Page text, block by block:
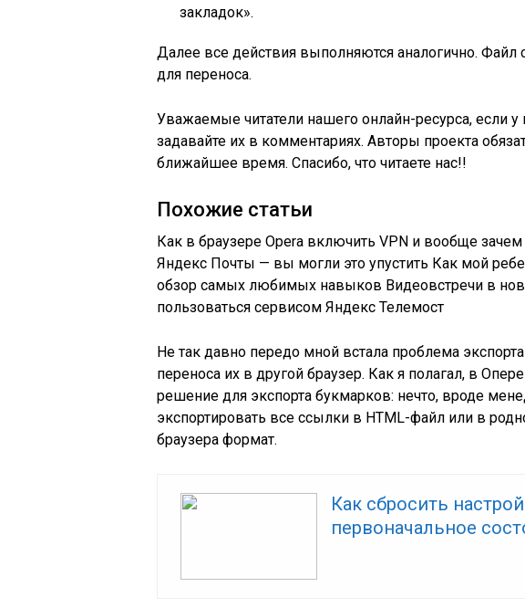
закладок».
Далее все действия выполняются аналогично. Файл
для переноса.
Уважаемые читатели нашего онлайн-ресурса, если
задавайте их в комментариях. Авторы проекта
ближайшее время. Спасибо, что читаете нас!!
Похожие статьи
Как в браузере Opera включить VPN и вообще
Яндекс Почты — вы могли это упустить Как мой
обзор самых любимых навыков Видеовстречи в
пользоваться сервисом Яндекс Телемост
Не так давно передо мной встала проблема
переноса их в другой браузер. Как я полагал, в
решение для экспорта букмарков: нечто, вроде
экспортировать все ссылки в HTML-файл или в
браузера формат.
Как сбросить
первоначальное